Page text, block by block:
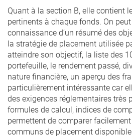
Quant à la section B, elle contient
pertinents à chaque fonds. On
connaissance d’un résumé des
la stratégie de placement utilisée
atteindre son objectif, la liste des
portefeuille, le rendement passé,
nature financière, un aperçu des
particulièrement intéressante car
des exigences réglementaires très
formules de calcul, indices de
permettent de comparer
communs de placement